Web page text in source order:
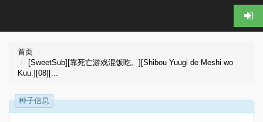
首页
[SweetSub][靠死亡游戏混饭吃。][Shibou Yuugi de Meshi wo
Kuu.][08][...
种子信息